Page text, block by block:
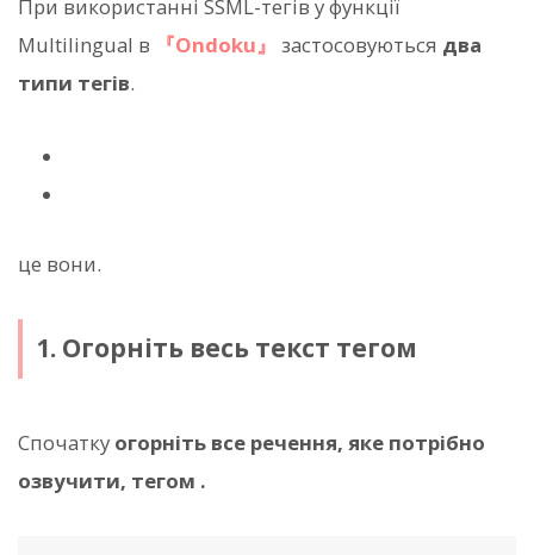
При використанні SSML-тегів у функції
Multilingual в
『Ondoku』 застосовуються два
типи тегів.
це вони.
1. Огорніть весь текст тегом
Спочатку огорніть все речення, яке потрібно
озвучити, тегом .